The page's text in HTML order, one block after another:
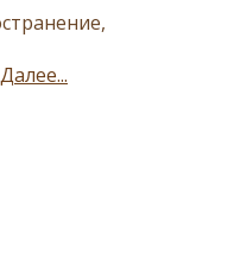
Далее...